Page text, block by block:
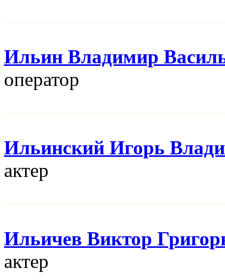
Ильин Владимир
оператор
Ильинский Игорь
актер
Ильичев Виктор
актер